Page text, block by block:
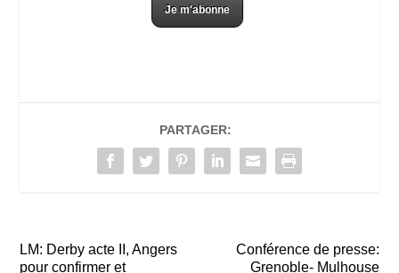
Je m'abonne
PARTAGER:
LM: Derby acte II, Angers
pour confirmer et
Conférence de presse:
Grenoble- Mulhouse